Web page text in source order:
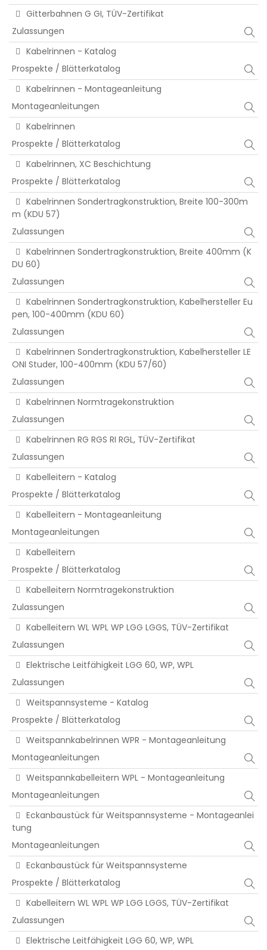
Gitterbahnen G GI, TÜV-Zertifikat
Zulassungen
Kabelrinnen - Katalog
Prospekte / Blätterkatalog
Kabelrinnen - Montageanleitung
Montageanleitungen
Kabelrinnen
Prospekte / Blätterkatalog
Kabelrinnen, XC Beschichtung
Prospekte / Blätterkatalog
Kabelrinnen Sondertragkonstruktion, Breite 100-300m
m (KDU 57)
Zulassungen
Kabelrinnen Sondertragkonstruktion, Breite 400mm (K
DU 60)
Zulassungen
Kabelrinnen Sondertragkonstruktion, Kabelhersteller Eu
pen, 100-400mm (KDU 60)
Zulassungen
Kabelrinnen Sondertragkonstruktion, Kabelhersteller LE
ONI Studer, 100-400mm (KDU 57/60)
Zulassungen
Kabelrinnen Normtragekonstruktion
Zulassungen
Kabelrinnen RG RGS RI RGL, TÜV-Zertifikat
Zulassungen
Kabelleitern - Katalog
Prospekte / Blätterkatalog
Kabelleitern - Montageanleitung
Montageanleitungen
Kabelleitern
Prospekte / Blätterkatalog
Kabelleitern Normtragekonstruktion
Zulassungen
Kabelleitern WL WPL WP LGG LGGS, TÜV-Zertifikat
Zulassungen
Elektrische Leitfähigkeit LGG 60, WP, WPL
Zulassungen
Weitspannsysteme - Katalog
Prospekte / Blätterkatalog
Weitspannkabelrinnen WPR - Montageanleitung
Montageanleitungen
Weitspannkabelleitern WPL - Montageanleitung
Montageanleitungen
Eckanbaustück für Weitspannsysteme - Montageanlei
tung
Montageanleitungen
Eckanbaustück für Weitspannsysteme
Prospekte / Blätterkatalog
Kabelleitern WL WPL WP LGG LGGS, TÜV-Zertifikat
Zulassungen
Elektrische Leitfähigkeit LGG 60, WP, WPL